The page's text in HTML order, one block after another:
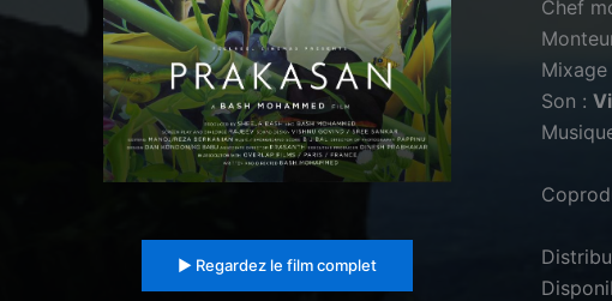
▶︎ Regardez le film complet
Chef
Mixage
Son :